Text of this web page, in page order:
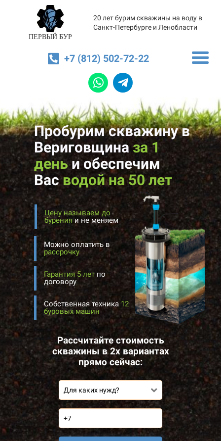
ПЕРВЫЙ БУР
20 лет бурим скважины на воду в
Санкт-Петербурге и Ленобласти
+7 (812) 502-72-22
Пробурим скважину в
Вериговщиназа 1
деньиобеспечим
Васводой на 50 лет
Цену называем до
буренияи не меняем
Собственная техника 12
буровых машин
Можно оплатить в
рассрочку
Рассчитайте стоимость
скважины в 2х вариантах
прямо сейчас:
Для каких нужд?
Гарантия 5 лет по
договору